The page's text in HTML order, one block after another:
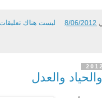
8/06/2012 ليست هناك
والعدل